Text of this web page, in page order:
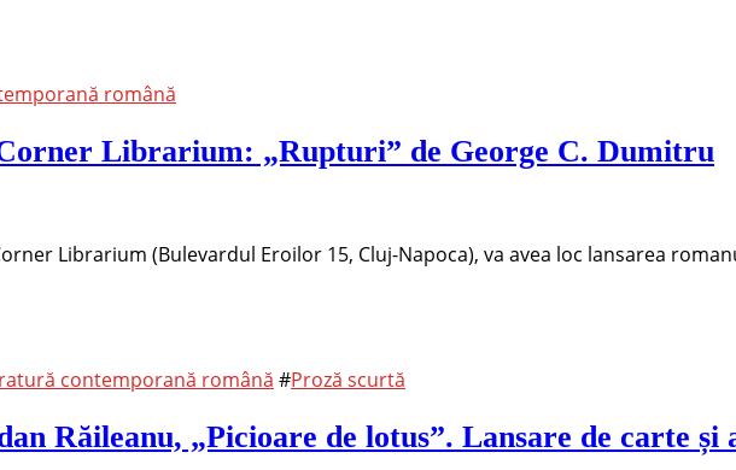
română
Librarium: „Rupturi” de George C. Dumitru
Librarium (Bulevardul Eroilor 15, Cluj-Napoca), va avea loc lansarea
contemporană română #Proză scurtă
Răileanu, „Picioare de lotus”. Lansare de carte